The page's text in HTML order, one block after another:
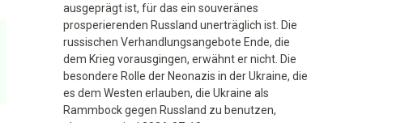
ausgeprägt ist, für das ein souveränes
prosperierenden Russland unerträglich ist. Die
russischen Verhandlungsangebote Ende, die
dem Krieg vorausgingen, erwähnt er nicht. Die
besondere Rolle der Neonazis in der Ukraine, die
es dem Westen erlauben, die Ukraine als
Rammbock gegen Russland zu benutzen,